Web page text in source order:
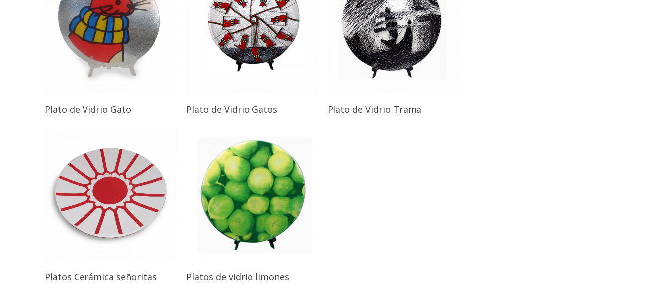
Plato de Vidrio Gato Plato de Vidrio Gatos Plato de Vidrio Trama
Platos Cerámica señoritas Platos de vidrio limones